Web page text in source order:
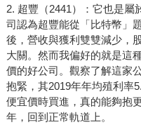
2. 超豐（2441）：它也是屬
司認為超豐能從「比特幣」
後，營收與獲利雙雙減少，
大關。然而我偏好的就是這
價的好公司。觀察了解這家
抱緊，其2019年年均殖利率
便宜價時買進，真的能夠抱
年，回到正常軌道上。